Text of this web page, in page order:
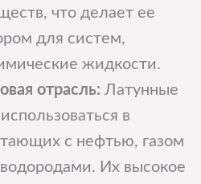
что делает ее
для систем,
жидкости.
отрасль: Латунные
в
с нефтью, газом
Их высокое